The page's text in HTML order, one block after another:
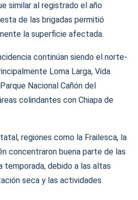
similar al registrado el año
de las brigadas permitió
la superficie afectada.
continúan siendo el norte-
Loma Larga, Vida
Nacional Cañón del
colindantes con Chiapa de
regiones como la Frailesca, la
concentraron buena parte de las
temporada, debido a las altas
seca y las actividades